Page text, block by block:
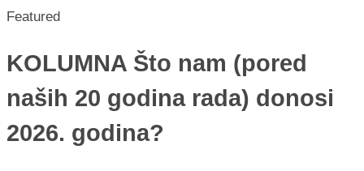
Featured
KOLUMNA Što nam (pored
naših 20 godina rada) donosi
2026. godina?